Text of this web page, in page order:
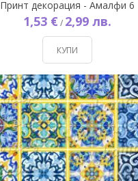
Принт декорация - Амалфи 6
1,53 € / 2,99 лв.
КУПИ